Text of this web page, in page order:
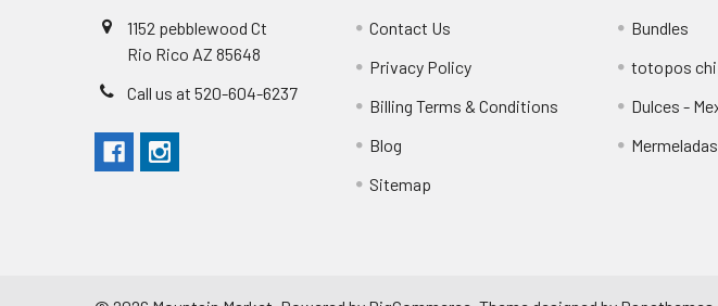
1152 pebblewood Ct
Rio Rico AZ 85648
Call us at 520-604-6237
Contact Us
Privacy Policy
Billing Terms & Conditions
Blog
Sitemap
Bundles
totopos
Dulces -
Mermeladas